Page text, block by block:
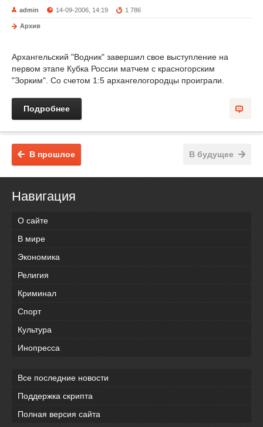
admin 14-09-2006, 14:19 1 786
Архив
Архангельский "Водник" завершил свое выступление на
первом этапе Кубка России матчем с красногорским
"Зорким". Со счетом 1:5 архангелогородцы проиграли.
Подробнее
В будущее
В прошлое
Навигация
О сайте
В мире
Экономика
Религия
Криминал
Спорт
Культура
Инопресса
Все последние новости
Поддержка скрипта
Полная версия сайта